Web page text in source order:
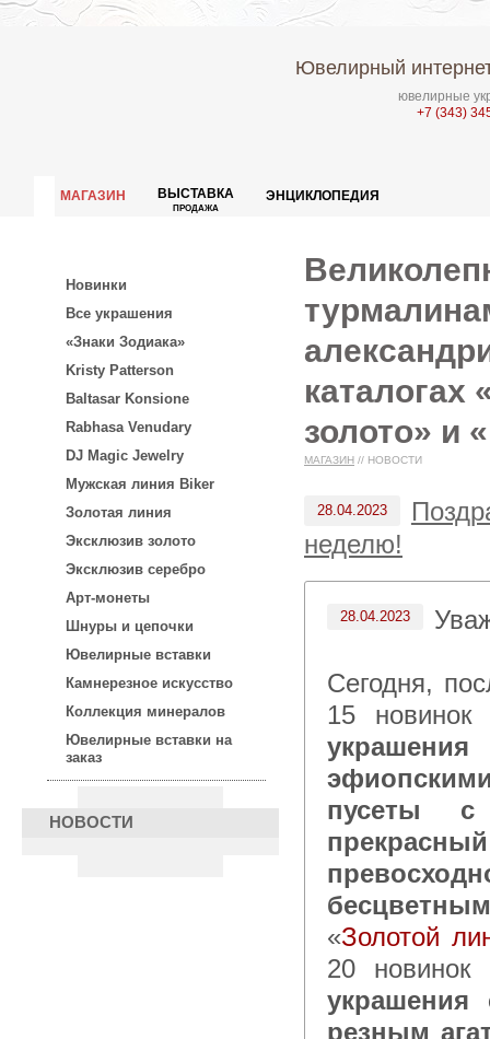
Ювелирный
ювелирные
+7 (343)
МАГАЗИН ВЫСТАВКА
ПРОДАЖА
ЭНЦИКЛОПЕДИЯ
Новинки
Все украшения
«Знаки Зодиака»
Kristy Patterson
Baltasar Konsione
Rabhasa Venudary
DJ Magic Jewelry
Мужская линия Biker
Золотая линия
Эксклюзив золото
Эксклюзив серебро
Арт-монеты
Шнуры и цепочки
Ювелирные вставки
Камнерезное искусство
Коллекция минералов
Ювелирные вставки на
заказ
НОВОСТИ
каталогах
золото» и
МАГАЗИН // НОВОСТИ
28.04.2023
неделю!
28.04.2023
Сегодня,
15 новинок
пусеты с
«Золотой
20
резным